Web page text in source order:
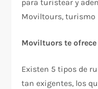
para turistear y
Moviltours, turismo
Moviltuors te
Existen 5 tipos de
tan exigentes, los